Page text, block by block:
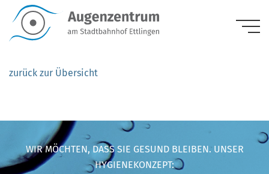
Ettlingen
zurück zur Übersicht
WIR MÖCHTEN, DASS SIE GESUND BLEIBEN. UNSER
HYGIENEKONZEPT: